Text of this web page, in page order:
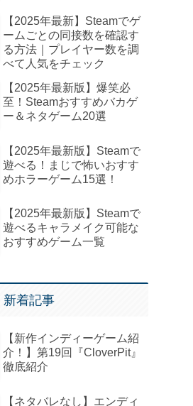
【2025年最新】Steamでゲ
ームごとの同接数を確認す
る方法｜プレイヤー数を調
べて人気をチェック
【2025年最新版】爆笑必
至！Steamおすすめバカゲ
ー＆ネタゲーム20選
【2025年最新版】Steamで
遊べる！まじで怖いおすす
めホラーゲーム15選！
【2025年最新版】Steamで
遊べるキャラメイク可能な
おすすめゲーム一覧
新着記事
【新作インディーゲーム紹
介！】第19回『CloverPit』
徹底紹介
【ネタバレなし】エンディ